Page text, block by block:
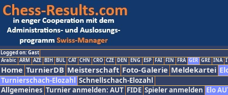
Logged on: Gast
Arabic ARM AZE BIH BUL CAT CHN CRO CZE DEN ENG ESP FAI FIN FRA GER GRE INA
Home TurnierDB Meisterschaft Foto-Galerie Meldekartei
Turnierschach-Elozahl Schnellschach-Elozahl
Allgemeines Turnier anmelden: AUT FIDE Spieler anmelden Elo